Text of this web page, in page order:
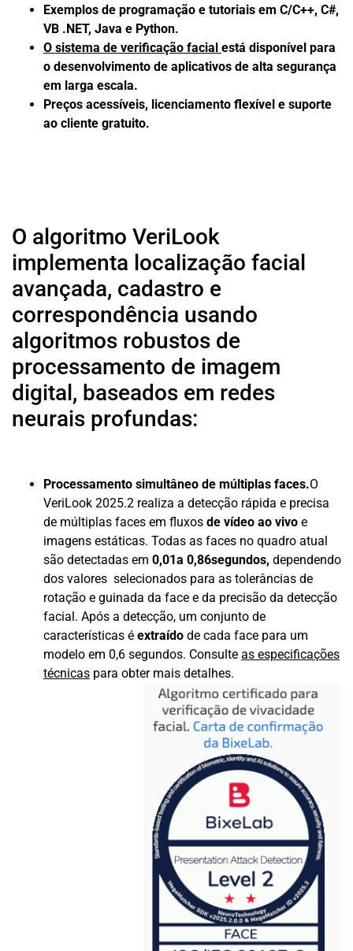
Exemplos de programação e tutoriais em C/C++, C#,
VB .NET, Java e Python.
O sistema de verificação facial está disponível para
o desenvolvimento de aplicativos de alta segurança
em larga escala.
Preços acessíveis, licenciamento flexível e suporte
ao cliente gratuito.
O algoritmo VeriLook
implementa localização facial
avançada, cadastro e
correspondência usando
algoritmos robustos de
processamento de imagem
digital, baseados em redes
neurais profundas:
Processamento simultâneo de múltiplas faces.O
VeriLook 2025.2 realiza a detecção rápida e precisa
de múltiplas faces em fluxos de vídeo ao vivo e
imagens estáticas. Todas as faces no quadro atual
são detectadas em 0,01a 0,86segundos, dependendo
dos valores selecionados para as tolerâncias de
rotação e guinada da face e da precisão da detecção
facial. Após a detecção, um conjunto de
características é extraído de cada face para um
modelo em 0,6 segundos. Consulte as especificações
técnicas para obter mais detalhes.